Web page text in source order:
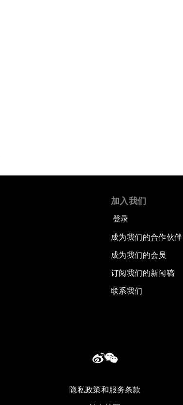
加入我们
登录
成为我们的合作伙伴
成为我们的会员
订阅我们的新闻稿
联系我们
隐私政策和服务条款